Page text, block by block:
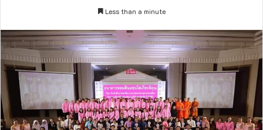
Less than a minute